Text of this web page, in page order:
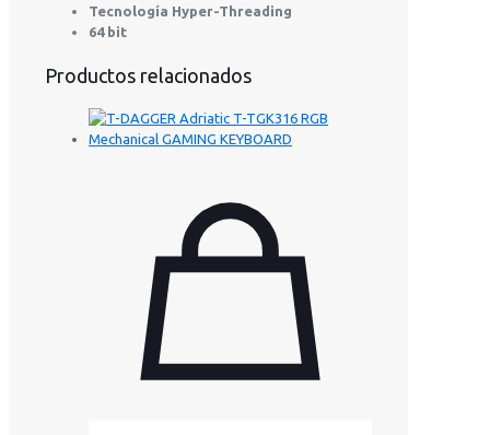
Tecnología Hyper-Threading
64 bit
Productos relacionados